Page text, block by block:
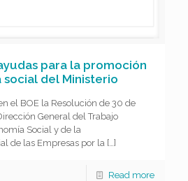
para la promoción
del Ministerio
el BOE la Resolución de 30 de
General del Trabajo
Social y de la
de las Empresas por la […]
Read more